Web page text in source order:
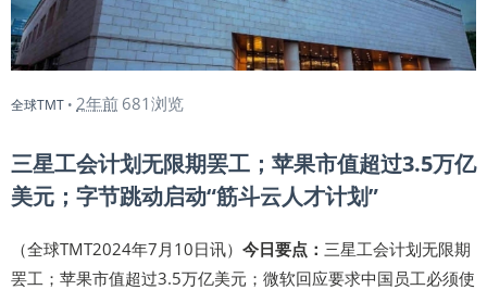
全球TMT • 2年前 681浏览
三星工会计划无限期罢工；苹果市值超过3.5万亿
美元；字节跳动启动“筋斗云人才计划”
（全球TMT2024年7月10日讯） 今日要点： 三星工会计划无限期
罢工；苹果市值超过3.5万亿美元；微软回应要求中国员工必须使